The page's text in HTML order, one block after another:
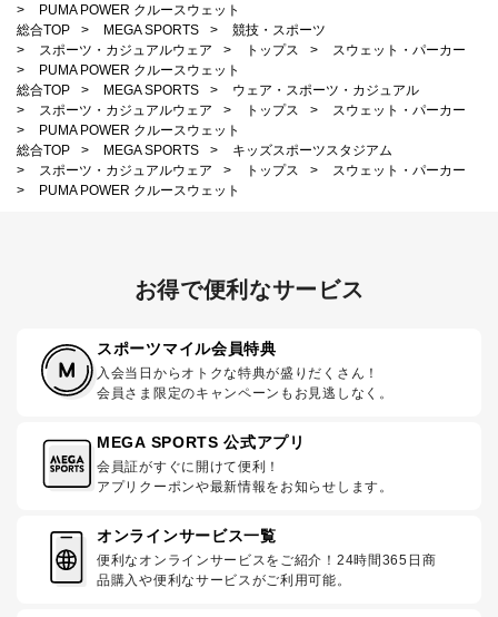
>
PUMA POWER クルースウェット
総合TOP
> MEGA SPORTS >
競技・スポーツ
>
スポーツ・カジュアルウェア > トップス >
スウェット・パーカー
>
PUMA POWER クルースウェット
総合TOP
> MEGA SPORTS >
ウェア・スポーツ・カジュアル
>
スポーツ・カジュアルウェア > トップス >
スウェット・パーカー
>
PUMA POWER クルースウェット
総合TOP
> MEGA SPORTS >
キッズスポーツスタジアム
>
スポーツ・カジュアルウェア > トップス >
スウェット・パーカー
>
PUMA POWER クルースウェット
お得で便利なサービス
スポーツマイル会員特典
入会当日からオトクな特典が盛りだくさん！
会員さま限定のキャンペーンもお見逃しなく。
MEGA SPORTS 公式アプリ
会員証がすぐに開けて便利！
アプリクーポンや最新情報をお知らせします。
オンラインサービス一覧
便利なオンラインサービスをご紹介！24時間365日商
品購入や便利なサービスがご利用可能。